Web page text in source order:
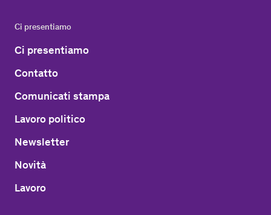
Ci presentiamo
Ci presentiamo
Contatto
Comunicati stampa
Lavoro politico
Newsletter
Novità
Lavoro